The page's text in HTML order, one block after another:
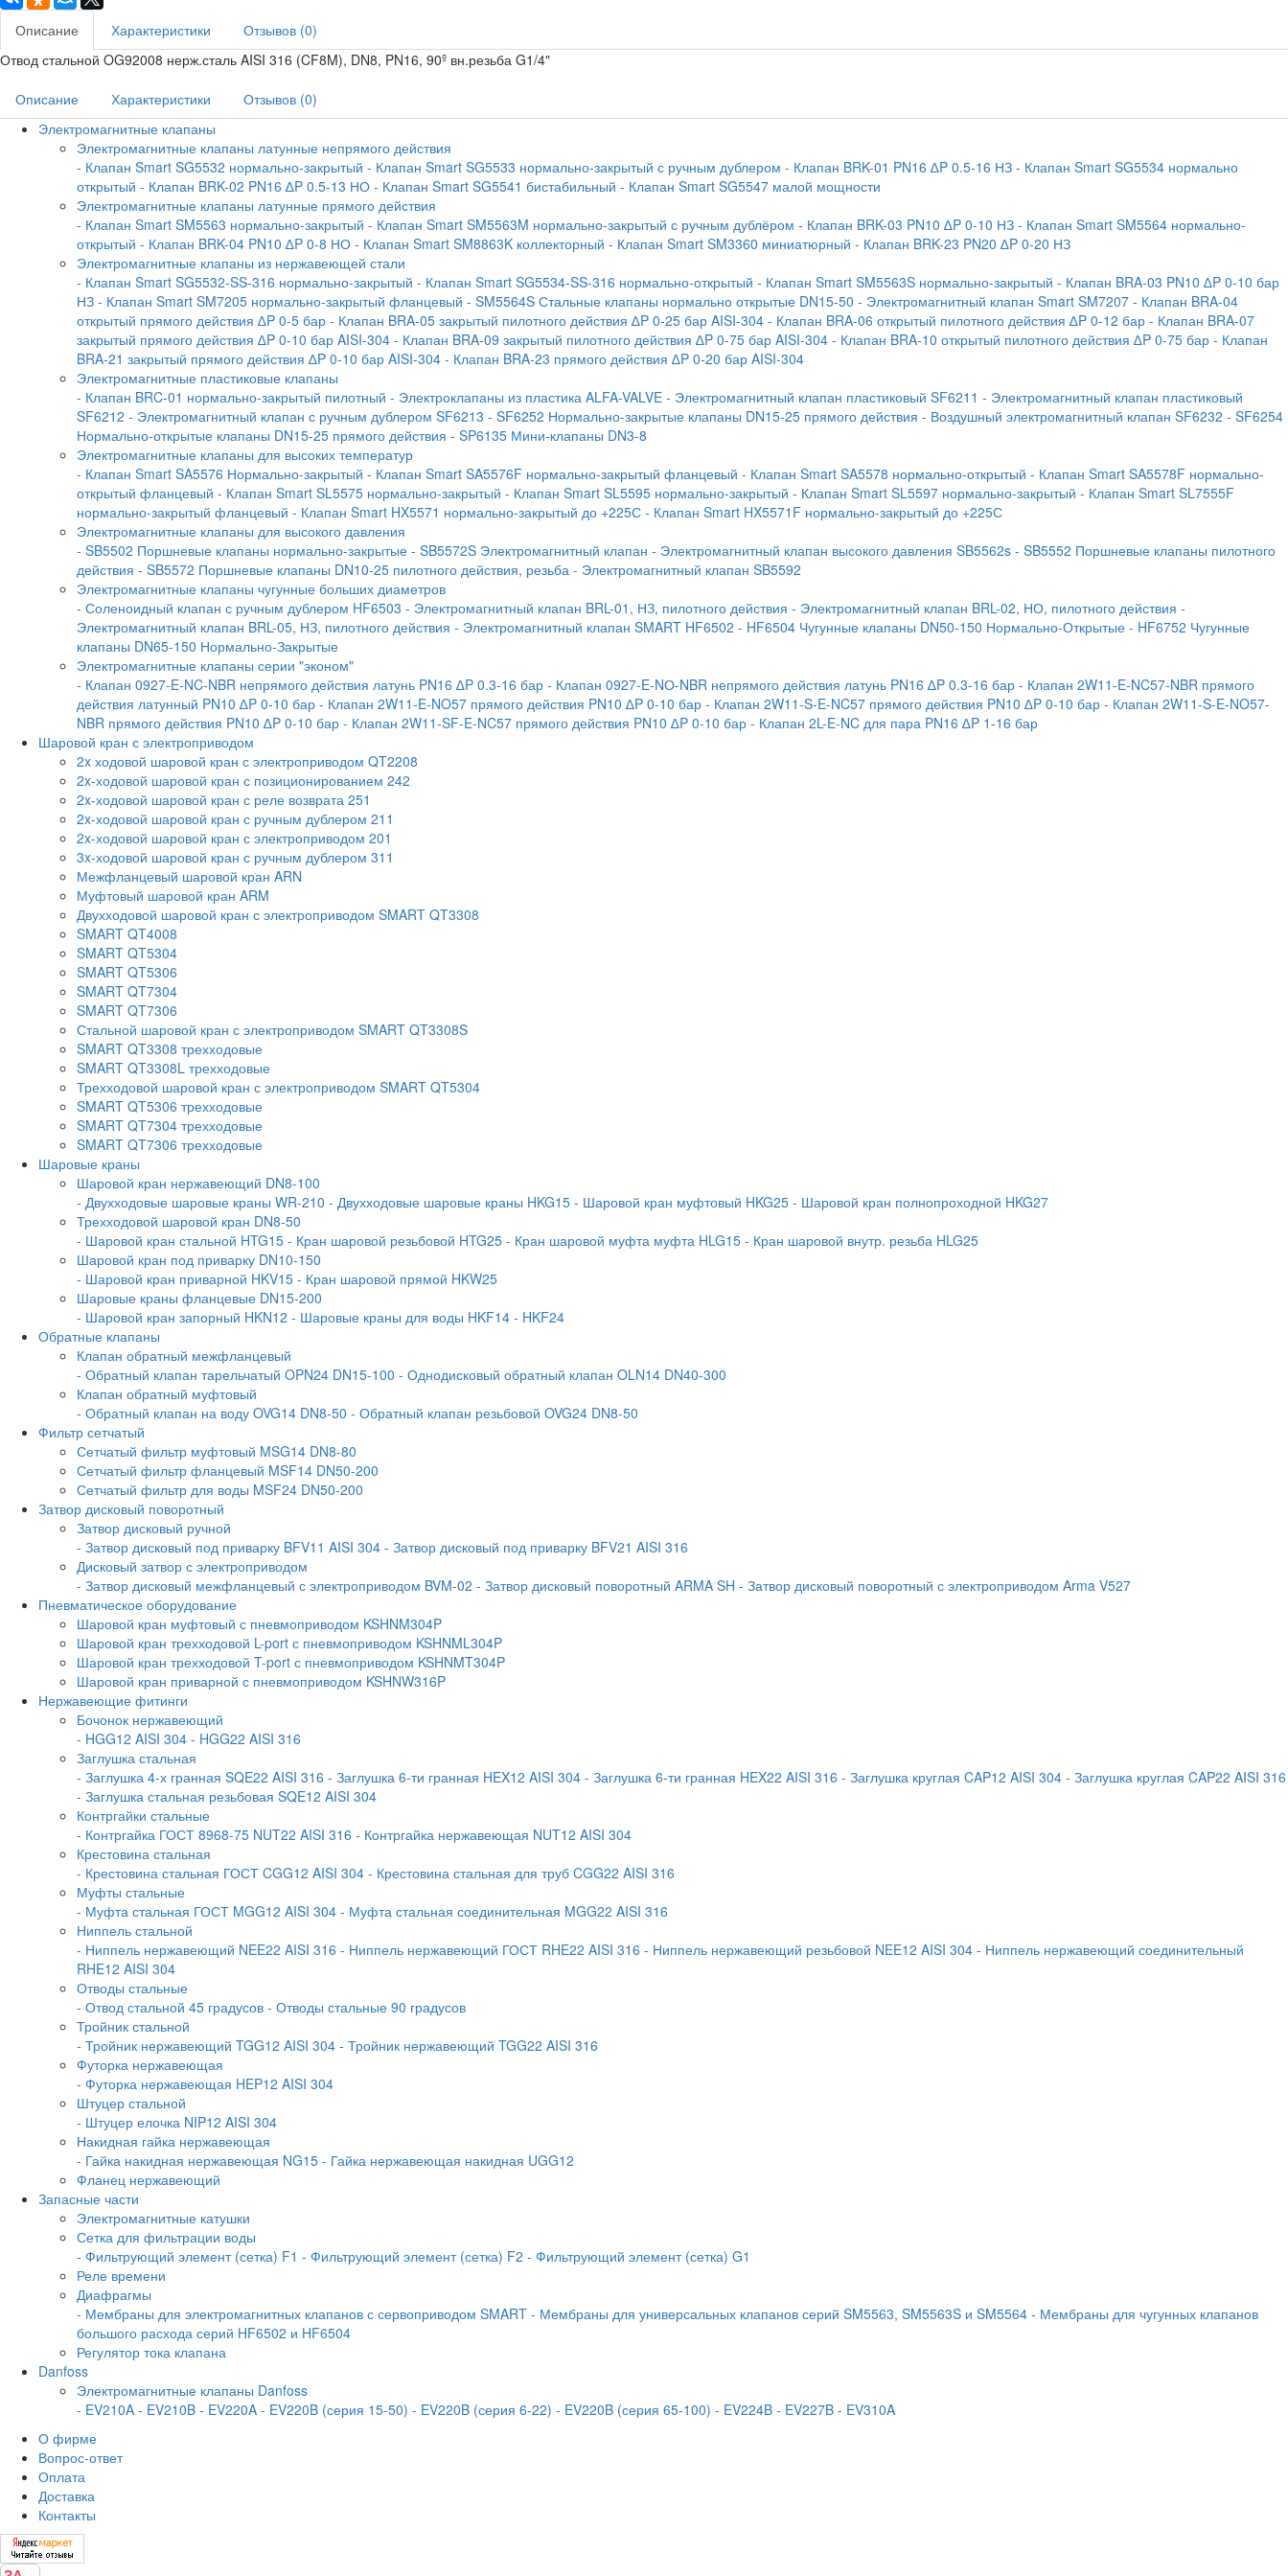
Описание Характеристики
Отзывов (0)
Отвод стальной OG92008 нерж.сталь AISI 316 (CF8M), DN8, PN16, 90º вн.резьба G1/4"
Описание Характеристики
Отзывов (0)
Электромагнитные клапаны
Электромагнитные клапаны латунные непрямого действия
- Клапан Smart SG5532 нормально-закрытый - Клапан Smart SG5533 нормально-закрытый с ручным дублером - Клапан BRK-01 PN16 ∆P 0.5-16 НЗ - Клапан Smart SG5534 нормально
открытый - Клапан BRK-02 PN16 ∆P 0.5-13 НО - Клапан Smart SG5541 бистабильный - Клапан Smart SG5547 малой мощности
Электромагнитные клапаны латунные прямого действия
- Клапан Smart SM5563 нормально-закрытый - Клапан Smart SM5563M нормально-закрытый с ручным дублёром - Клапан BRK-03 PN10 ∆P 0-10 НЗ - Клапан Smart SM5564 нормально-
открытый - Клапан BRK-04 PN10 ∆P 0-8 НО - Клапан Smart SM8863K коллекторный - Клапан Smart SM3360 миниатюрный - Клапан BRK-23 PN20 ∆P 0-20 НЗ
Электромагнитные клапаны из нержавеющей стали
- Клапан Smart SG5532-SS-316 нормально-закрытый - Клапан Smart SG5534-SS-316 нормально-открытый - Клапан Smart SM5563S нормально-закрытый - Клапан BRA-03 PN10 ∆P 0-10 бар
НЗ - Клапан Smart SM7205 нормально-закрытый фланцевый - SM5564S Стальные клапаны нормально открытые DN15-50 - Электромагнитный клапан Smart SM7207 - Клапан BRA-04
открытый прямого действия ∆P 0-5 бар - Клапан BRA-05 закрытый пилотного действия ∆P 0-25 бар AISI-304 - Клапан BRA-06 открытый пилотного действия ∆P 0-12 бар - Клапан BRA-07
закрытый прямого действия ∆P 0-10 бар AISI-304 - Клапан BRA-09 закрытый пилотного действия ∆P 0-75 бар AISI-304 - Клапан BRA-10 открытый пилотного действия ∆P 0-75 бар - Клапан
BRA-21 закрытый прямого действия ∆P 0-10 бар AISI-304 - Клапан BRA-23 прямого действия ∆P 0-20 бар AISI-304
Электромагнитные пластиковые клапаны
- Клапан BRC-01 нормально-закрытый пилотный - Электроклапаны из пластика ALFA-VALVE - Электромагнитный клапан пластиковый SF6211 - Электромагнитный клапан пластиковый
SF6212 - Электромагнитный клапан с ручным дублером SF6213 - SF6252 Нормально-закрытые клапаны DN15-25 прямого действия - Воздушный электромагнитный клапан SF6232 - SF6254
Нормально-открытые клапаны DN15-25 прямого действия - SP6135 Мини-клапаны DN3-8
Электромагнитные клапаны для высоких температур
- Клапан Smart SA5576 Нормально-закрытый - Клапан Smart SA5576F нормально-закрытый фланцевый - Клапан Smart SA5578 нормально-открытый - Клапан Smart SA5578F нормально-
открытый фланцевый - Клапан Smart SL5575 нормально-закрытый - Клапан Smart SL5595 нормально-закрытый - Клапан Smart SL5597 нормально-закрытый - Клапан Smart SL7555F
нормально-закрытый фланцевый - Клапан Smart HX5571 нормально-закрытый до +225С - Клапан Smart HX5571F нормально-закрытый до +225С
Электромагнитные клапаны для высокого давления
- SB5502 Поршневые клапаны нормально-закрытые - SB5572S Электромагнитный клапан - Электромагнитный клапан высокого давления SB5562s - SB5552 Поршневые клапаны пилотного
действия - SB5572 Поршневые клапаны DN10-25 пилотного действия, резьба - Электромагнитный клапан SB5592
Электромагнитные клапаны чугунные больших диаметров
- Соленоидный клапан с ручным дублером HF6503 - Электромагнитный клапан BRL-01, НЗ, пилотного действия - Электромагнитный клапан BRL-02, НО, пилотного действия -
Электромагнитный клапан BRL-05, НЗ, пилотного действия - Электромагнитный клапан SMART HF6502 - HF6504 Чугунные клапаны DN50-150 Нормально-Открытые - HF6752 Чугунные
клапаны DN65-150 Нормально-Закрытые
Электромагнитные клапаны серии "эконом"
- Клапан 0927-E-NC-NBR непрямого действия латунь PN16 ∆P 0.3-16 бар - Клапан 0927-E-NО-NBR непрямого действия латунь PN16 ∆P 0.3-16 бар - Клапан 2W11-E-NC57-NBR прямого
действия латунный PN10 ∆P 0-10 бар - Клапан 2W11-E-NO57 прямого действия PN10 ∆P 0-10 бар - Клапан 2W11-S-E-NC57 прямого действия PN10 ∆P 0-10 бар - Клапан 2W11-S-E-NO57-
NBR прямого действия PN10 ∆P 0-10 бар - Клапан 2W11-SF-E-NC57 прямого действия PN10 ∆P 0-10 бар - Клапан 2L-E-NC для пара PN16 ∆P 1-16 бар
Шаровой кран с электроприводом
2x ходовой шаровой кран с электроприводом QT2208
2x-ходовой шаровой кран с позиционированием 242
2x-ходовой шаровой кран с реле возврата 251
2x-ходовой шаровой кран с ручным дублером 211
2x-ходовой шаровой кран с электроприводом 201
3x-ходовой шаровой кран с ручным дублером 311
Межфланцевый шаровой кран ARN
Муфтовый шаровой кран ARM
Двухходовой шаровой кран с электроприводом SMART QT3308
SMART QT4008
SMART QT5304
SMART QT5306
SMART QT7304
SMART QT7306
Стальной шаровой кран с электроприводом SMART QT3308S
SMART QT3308 трехходовые
SMART QT3308L трехходовые
Трехходовой шаровой кран с электроприводом SMART QT5304
SMART QT5306 трехходовые
SMART QT7304 трехходовые
SMART QT7306 трехходовые
Шаровые краны
Шаровой кран нержавеющий DN8-100
- Двухходовые шаровые краны WR-210 - Двухходовые шаровые краны HKG15 - Шаровой кран муфтовый HKG25 - Шаровой кран полнопроходной HKG27
Трехходовой шаровой кран DN8-50
- Шаровой кран стальной HTG15 - Кран шаровой резьбовой HTG25 - Кран шаровой муфта муфта HLG15 - Кран шаровой внутр. резьба HLG25
Шаровой кран под приварку DN10-150
- Шаровой кран приварной HKV15 - Кран шаровой прямой HKW25
Шаровые краны фланцевые DN15-200
- Шаровой кран запорный HKN12 - Шаровые краны для воды HKF14 - HKF24
Обратные клапаны
Клапан обратный межфланцевый
- Обратный клапан тарельчатый OPN24 DN15-100 - Однодисковый обратный клапан OLN14 DN40-300
Клапан обратный муфтовый
- Обратный клапан на воду OVG14 DN8-50 - Обратный клапан резьбовой OVG24 DN8-50
Фильтр сетчатый
Сетчатый фильтр муфтовый MSG14 DN8-80
Сетчатый фильтр фланцевый MSF14 DN50-200
Сетчатый фильтр для воды MSF24 DN50-200
Затвор дисковый поворотный
Затвор дисковый ручной
- Затвор дисковый под приварку BFV11 AISI 304 - Затвор дисковый под приварку BFV21 AISI 316
Дисковый затвор с электроприводом
- Затвор дисковый межфланцевый с электроприводом BVM-02 - Затвор дисковый поворотный ARMA SH - Затвор дисковый поворотный с электроприводом Arma V527
Пневматическое оборудование
Шаровой кран муфтовый с пневмоприводом KSHNM304P
Шаровой кран трехходовой L-port с пневмоприводом KSHNML304P
Шаровой кран трехходовой T-port с пневмоприводом KSHNMT304P
Шаровой кран приварной с пневмоприводом KSHNW316P
Нержавеющие фитинги
Бочонок нержавеющий
- HGG12 AISI 304 - HGG22 AISI 316
Заглушка стальная
- Заглушка 4-х гранная SQE22 AISI 316 - Заглушка 6-ти гранная HEX12 AISI 304 - Заглушка 6-ти гранная HEX22 AISI 316 - Заглушка круглая CAP12 AISI 304 - Заглушка круглая CAP22 AISI 316
- Заглушка стальная резьбовая SQE12 AISI 304
Контргайки стальные
- Контргайка ГОСТ 8968-75 NUT22 AISI 316 - Контргайка нержавеющая NUT12 AISI 304
Крестовина стальная
- Крестовина стальная ГОСТ CGG12 AISI 304 - Крестовина стальная для труб CGG22 AISI 316
Муфты стальные
- Муфта стальная ГОСТ MGG12 AISI 304 - Муфта стальная соединительная MGG22 AISI 316
Ниппель стальной
- Ниппель нержавеющий NEE22 AISI 316 - Ниппель нержавеющий ГОСТ RHE22 AISI 316 - Ниппель нержавеющий резьбовой NEE12 AISI 304 - Ниппель нержавеющий соединительный
RHE12 AISI 304
Отводы стальные
- Отвод стальной 45 градусов - Отводы стальные 90 градусов
Тройник стальной
- Тройник нержавеющий TGG12 AISI 304 - Тройник нержавеющий TGG22 AISI 316
Футорка нержавеющая
- Футорка нержавеющая HEP12 AISI 304
Штуцер стальной
- Штуцер елочка NIP12 AISI 304
Накидная гайка нержавеющая
- Гайка накидная нержавеющая NG15 - Гайка нержавеющая накидная UGG12
Фланец нержавеющий
Запасные части
Электромагнитные катушки
Сетка для фильтрации воды
- Фильтрующий элемент (сетка) F1 - Фильтрующий элемент (сетка) F2 - Фильтрующий элемент (сетка) G1
Реле времени
Диафрагмы
- Мембраны для электромагнитных клапанов с сервоприводом SMART - Мембраны для универсальных клапанов серий SM5563, SM5563S и SM5564 - Мембраны для чугунных клапанов
большого расхода серий HF6502 и HF6504
Регулятор тока клапана
Danfoss
Электромагнитные клапаны Danfoss
- EV210A - EV210B - EV220A - EV220B (серия 15-50) - EV220B (серия 6-22) - EV220B (серия 65-100) - EV224B - EV227B - EV310A
О фирме
Вопрос-ответ
Оплата
Доставка
Контакты